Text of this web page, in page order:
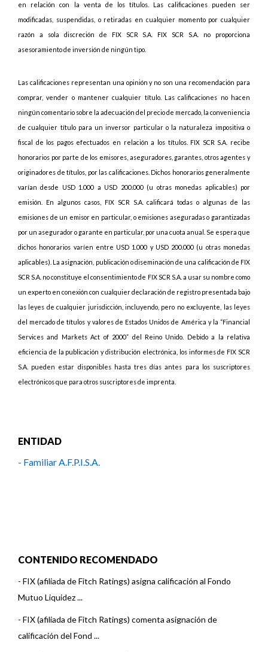
en relación con la venta de los títulos. Las calificaciones pueden ser
modificadas, suspendidas, o retiradas en cualquier momento por cualquier
razón a sola discreción de FIX SCR S.A. FIX SCR S.A. no proporciona
asesoramiento de inversión de ningún tipo.
Las calificaciones representan una opinión y no son una recomendación para
comprar, vender o mantener cualquier título. Las calificaciones no hacen
ningún comentario sobre la adecuación del precio de mercado, la conveniencia
de cualquier título para un inversor particular o la naturaleza impositiva o
fiscal de los pagos efectuados en relación a los títulos. FIX SCR S.A. recibe
honorarios por parte de los emisores, aseguradores, garantes, otros agentes y
originadores de títulos, por las calificaciones. Dichos honorarios generalmente
varían desde USD 1.000 a USD 200.000 (u otras monedas aplicables) por
emisión. En algunos casos, FIX SCR S.A. calificará todas o algunas de las
emisiones de un emisor en particular, o emisiones aseguradas o garantizadas
por un asegurador o garante en particular, por una cuota anual. Se espera que
dichos honorarios varíen entre USD 1.000 y USD 200.000 (u otras monedas
aplicables). La asignación, publicación o diseminación de una calificación de FIX
SCR S.A. no constituye el consentimiento de FIX SCR S.A. a usar su nombre como
un experto en conexión con cualquier declaración de registro presentada bajo
las leyes de cualquier jurisdicción, incluyendo, pero no excluyente, las leyes
del mercado de títulos y valores de Estados Unidos de América y la “Financial
Services and Markets Act of 2000” del Reino Unido. Debido a la relativa
eficiencia de la publicación y distribución electrónica, los informes de FIX SCR
S.A. pueden estar disponibles hasta tres días antes para los suscriptores
electrónicos que para otros suscriptores de imprenta.
ENTIDAD
- Familiar A.F.P.I.S.A.
CONTENIDO RECOMENDADO
- FIX (afiliada de Fitch Ratings) asigna calificación al Fondo
Mutuo Liquidez ...
- FIX (afiliada de Fitch Ratings) comenta asignación de
calificación del Fond ...